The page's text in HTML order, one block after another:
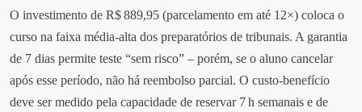
O investimento de R$ 889,95 (parcelamento em até 12×) coloca o
curso na faixa média‑alta dos preparatórios de tribunais. A garantia
de 7 dias permite teste “sem risco” – porém, se o aluno cancelar
após esse período, não há reembolso parcial. O custo‑benefício
deve ser medido pela capacidade de reservar 7 h semanais e de